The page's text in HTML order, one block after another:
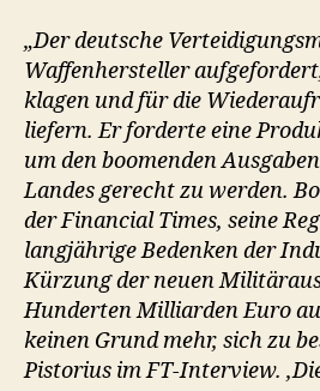
„Der deutsche
Waffenhersteller
klagen und für die
liefern. Er forderte eine
um den boomenden
Landes gerecht zu werden.
der Financial Times, seine
langjährige Bedenken der
Kürzung der neuen
Hunderten Milliarden Euro
keinen Grund mehr, sich zu
Pistorius im FT-Interview.